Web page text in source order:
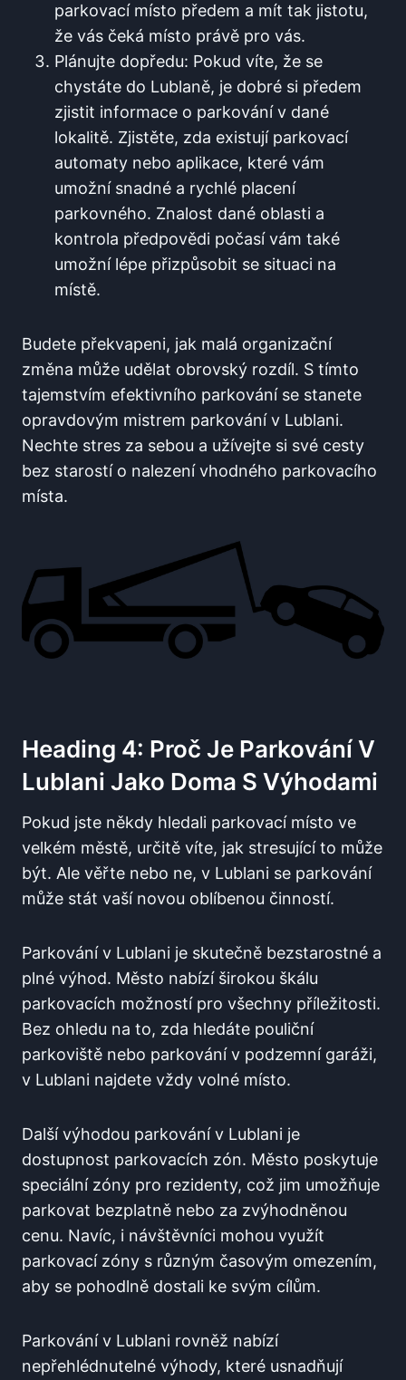
parkovací místo předem a mít tak jistotu,
že vás čeká místo právě pro vás.
Plánujte dopředu: Pokud víte, že se
chystáte do Lublaně, je dobré si předem
zjistit informace o parkování v dané
lokalitě. Zjistěte, zda existují parkovací
automaty nebo aplikace, které vám
umožní snadné a rychlé placení
parkovného. Znalost dané oblasti a
kontrola předpovědi počasí vám také
umožní lépe přizpůsobit se situaci na
místě.
Budete překvapeni, jak malá organizační
změna může udělat obrovský rozdíl. S tímto
tajemstvím efektivního parkování se stanete
opravdovým mistrem parkování v Lublani.
Nechte stres za sebou a užívejte si své cesty
bez starostí o nalezení vhodného parkovacího
místa.
Heading 4: Proč Je Parkování V
Lublani Jako Doma S Výhodami
Pokud jste někdy hledali parkovací místo ve
velkém městě, určitě víte, jak stresující to může
být. Ale věřte nebo ne, v Lublani se parkování
může stát vaší novou oblíbenou činností.
Parkování v Lublani je skutečně bezstarostné a
plné výhod. Město nabízí širokou škálu
parkovacích možností pro všechny příležitosti.
Bez ohledu na to, zda hledáte pouliční
parkoviště nebo parkování v podzemní garáži,
v Lublani najdete vždy volné místo.
Další výhodou parkování v Lublani je
dostupnost parkovacích zón. Město poskytuje
speciální zóny pro rezidenty, což jim umožňuje
parkovat bezplatně nebo za zvýhodněnou
cenu. Navíc, i návštěvníci mohou využít
parkovací zóny s různým časovým omezením,
aby se pohodlně dostali ke svým cílům.
Parkování v Lublani rovněž nabízí
nepřehlédnutelné výhody, které usnadňují